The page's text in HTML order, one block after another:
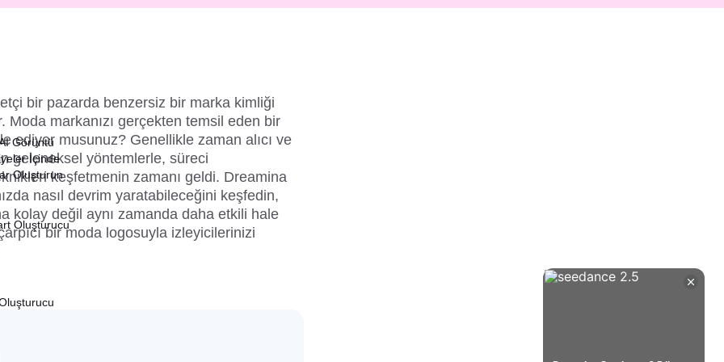
bir pazarda benzersiz bir marka kimliği
markanızı gerçekten temsil eden bir
ediyor musunuz? Genellikle zaman alıcı ve
geleneksel yöntemlerle, süreci
keşfetmenin zamanı geldi. Dreamina
nasıl devrim yaratabileceğini keşfedin,
kolay değil aynı zamanda daha etkili hale
bir moda logosuyla izleyicilerinizi
Görüntü
İçinde
Oluşturun
Oluşturucu